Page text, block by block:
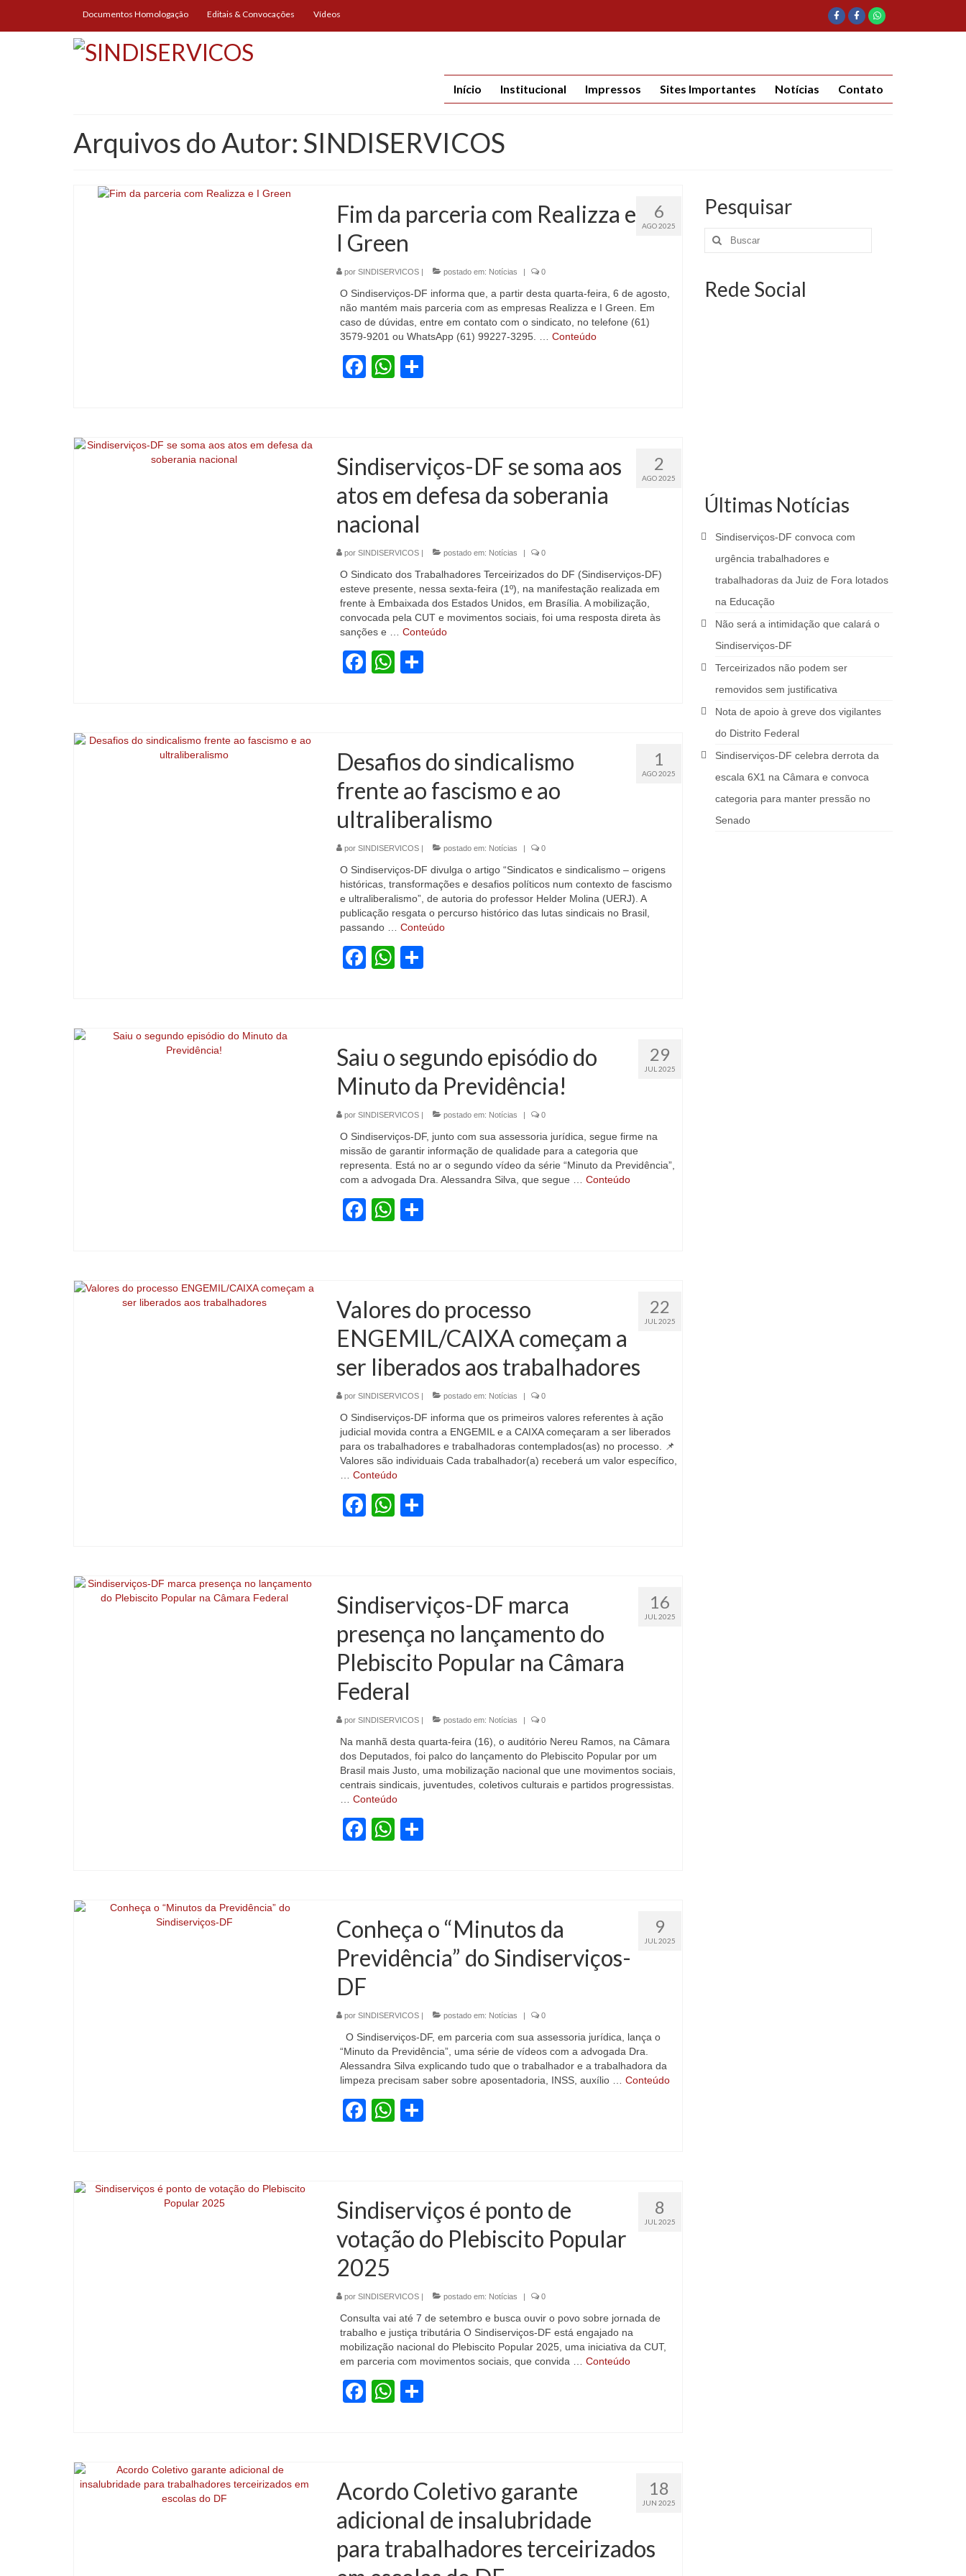
Documentos Homologação Editais & Convocações Vídeos
Início Institucional Impressos Sites Importantes Notícias Contato
Arquivos do Autor: SINDISERVICOS
6
AGO 2025
Fim da parceria com Realizza e
I Green
por SINDISERVICOS| postado em: Notícias | 0
O Sindiserviços-DF informa que, a partir desta quarta-feira, 6 de agosto,
não mantém mais parceria com as empresas Realizza e I Green. Em
caso de dúvidas, entre em contato com o sindicato, no telefone (61)
3579-9201 ou WhatsApp (61) 99227-3295. … Conteúdo
Facebook
WhatsApp
2
AGO 2025
Sindiserviços-DF se soma aos
atos em defesa da soberania
nacional
por SINDISERVICOS| postado em: Notícias | 0
O Sindicato dos Trabalhadores Terceirizados do DF (Sindiserviços-DF)
esteve presente, nessa sexta-feira (1º), na manifestação realizada em
frente à Embaixada dos Estados Unidos, em Brasília. A mobilização,
convocada pela CUT e movimentos sociais, foi uma resposta direta às
sanções e … Conteúdo
Facebook
WhatsApp
1
AGO 2025
Desafios do sindicalismo
frente ao fascismo e ao
ultraliberalismo
por SINDISERVICOS| postado em: Notícias | 0
O Sindiserviços-DF divulga o artigo “Sindicatos e sindicalismo – origens
históricas, transformações e desafios políticos num contexto de fascismo
e ultraliberalismo”, de autoria do professor Helder Molina (UERJ). A
publicação resgata o percurso histórico das lutas sindicais no Brasil,
passando … Conteúdo
Facebook
WhatsApp
29
JUL 2025
Saiu o segundo episódio do
Minuto da Previdência!
por SINDISERVICOS| postado em: Notícias | 0
O Sindiserviços-DF, junto com sua assessoria jurídica, segue firme na
missão de garantir informação de qualidade para a categoria que
representa. Está no ar o segundo vídeo da série “Minuto da Previdência”,
com a advogada Dra. Alessandra Silva, que segue … Conteúdo
Facebook
WhatsApp
22
JUL 2025
Valores do processo
ENGEMIL/CAIXA começam a
ser liberados aos trabalhadores
por SINDISERVICOS| postado em: Notícias | 0
O Sindiserviços-DF informa que os primeiros valores referentes à ação
judicial movida contra a ENGEMIL e a CAIXA começaram a ser liberados
para os trabalhadores e trabalhadoras contemplados(as) no processo. 📌
Valores são individuais Cada trabalhador(a) receberá um valor específico,
Conteúdo
Facebook
WhatsApp
16
JUL 2025
Sindiserviços-DF marca
presença no lançamento do
Plebiscito Popular na Câmara
Federal
por SINDISERVICOS| postado em: Notícias | 0
Na manhã desta quarta-feira (16), o auditório Nereu Ramos, na Câmara
dos Deputados, foi palco do lançamento do Plebiscito Popular por um
Brasil mais Justo, uma mobilização nacional que une movimentos sociais,
centrais sindicais, juventudes, coletivos culturais e partidos progressistas.
Conteúdo
Facebook
WhatsApp
9
JUL 2025
Conheça o “Minutos da
Previdência” do Sindiserviços-
DF
por SINDISERVICOS| postado em: Notícias | 0
O Sindiserviços-DF, em parceria com sua assessoria jurídica, lança o
“Minuto da Previdência”, uma série de vídeos com a advogada Dra.
Alessandra Silva explicando tudo que o trabalhador e a trabalhadora da
limpeza precisam saber sobre aposentadoria, INSS, auxílio … Conteúdo
Facebook
WhatsApp
8
JUL 2025
Sindiserviços é ponto de
votação do Plebiscito Popular
2025
por SINDISERVICOS| postado em: Notícias | 0
Consulta vai até 7 de setembro e busca ouvir o povo sobre jornada de
trabalho e justiça tributária O Sindiserviços-DF está engajado na
mobilização nacional do Plebiscito Popular 2025, uma iniciativa da CUT,
em parceria com movimentos sociais, que convida … Conteúdo
Facebook
WhatsApp
18
JUN 2025
Acordo Coletivo garante
adicional de insalubridade
para trabalhadores terceirizados
Pesquisar
Rede Social
Últimas Notícias
Sindiserviços-DF convoca com
urgência trabalhadores e
trabalhadoras da Juiz de Fora lotados
na Educação
Não será a intimidação que calará o
Sindiserviços-DF
Terceirizados não podem ser
removidos sem justificativa
Nota de apoio à greve dos vigilantes
do Distrito Federal
Sindiserviços-DF celebra derrota da
escala 6X1 na Câmara e convoca
categoria para manter pressão no
Senado